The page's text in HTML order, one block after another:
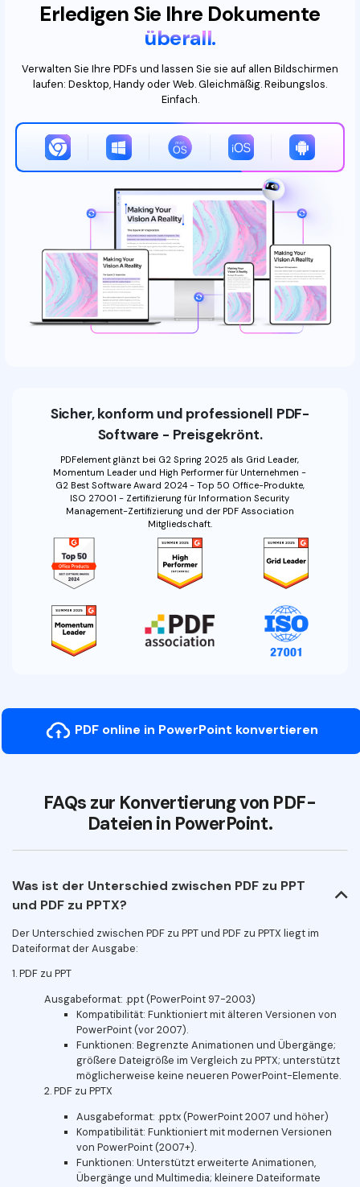
Erledigen Sie Ihre Dokumente
überall.
Verwalten Sie Ihre PDFs und lassen Sie sie auf allen Bildschirmen
laufen: Desktop, Handy oder Web. Gleichmäßig. Reibungslos.
Einfach.
Sicher, konform und professionell PDF-
Software - Preisgekrönt.
PDFelement glänzt bei G2 Spring 2025 als Grid Leader,
Momentum Leader und High Performer für Unternehmen -
G2 Best Software Award 2024 - Top 50 Office-Produkte,
ISO 27001 - Zertifizierung für Information Security
Management-Zertifizierung und der PDF Association
Mitgliedschaft.
PDF online in PowerPoint konvertieren
FAQs zur Konvertierung von PDF-
Dateien in PowerPoint.
Was ist der Unterschied zwischen PDF zu PPT
und PDF zu PPTX?
Der Unterschied zwischen PDF zu PPT und PDF zu PPTX liegt im
Dateiformat der Ausgabe:
1. PDF zu PPT
Ausgabeformat: .ppt (PowerPoint 97-2003)
Kompatibilität: Funktioniert mit älteren Versionen von
PowerPoint (vor 2007).
Funktionen: Begrenzte Animationen und Übergänge;
größere Dateigröße im Vergleich zu PPTX; unterstützt
möglicherweise keine neueren PowerPoint-Elemente.
2. PDF zu PPTX
Ausgabeformat: .pptx (PowerPoint 2007 und höher)
Kompatibilität: Funktioniert mit modernen Versionen
von PowerPoint (2007+).
Funktionen: Unterstützt erweiterte Animationen,
Übergänge und Multimedia; kleinere Dateiformate